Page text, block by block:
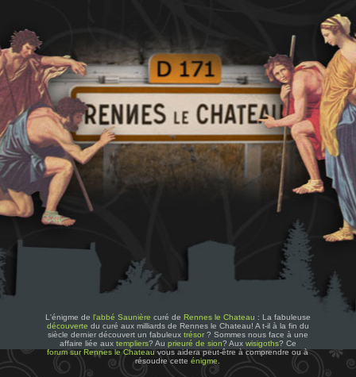
L'énigme de l'abbé Saunière curé de Rennes le Chateau : La fabuleuse
découverte du curé aux milliards de Rennes le Chateau! A t-il à la fin du
siècle dernier découvert un fabuleux trésor? Sommes nous face à une
affaire liée aux templiers? Au prieuré de sion? Aux wisigoths? Ce
forum sur Rennes le Chateauvous aidera peut-être à comprendre ou à
résoudre cetteénigme